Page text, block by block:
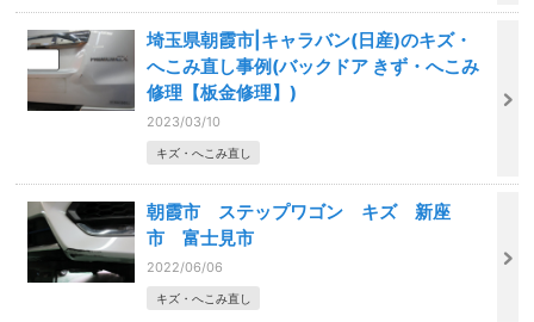
埼玉県朝霞市|キャラバン(日産)のキズ・
へこみ直し事例(バックドア きず・へこみ
修理【板金修理】)
2023/03/10
キズ・へこみ直し
朝霞市 ステップワゴン キズ 新座
市 富士見市
2022/06/06
キズ・へこみ直し